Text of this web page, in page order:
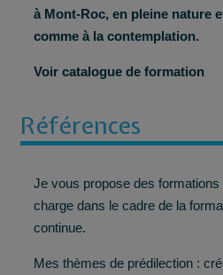
à Mont-Roc, en pleine nature
comme à la contemplation.
Voir catalogue de formation
Références
Je vous propose des
charge dans le cadre de la
continue.
Mes thèmes de prédilection :